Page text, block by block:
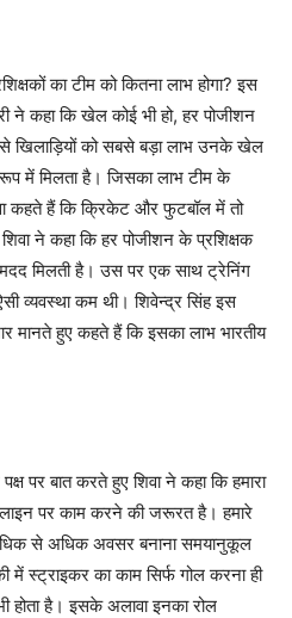
का टीम को कितना लाभ होगा? इस
ने कहा कि खेल कोई भी हो, हर पोजीशन
खिलाड़ियों को सबसे बड़ा लाभ उनके खेल
में मिलता है। जिसका लाभ टीम के
कहते हैं कि क्रिकेट और फुटबॉल में तो
ने कहा कि हर पोजीशन के प्रशिक्षक
मिलती है। उस पर एक साथ ट्रेनिंग
व्यवस्था कम थी। शिवेन्द्र सिंह इस
मानते हुए कहते हैं कि इसका लाभ भारतीय
पर बात करते हुए शिवा ने कहा कि हमारा
पर काम करने की जरूरत है। हमारे
से अधिक अवसर बनाना समयानुकूल
में स्ट्राइकर का काम सिर्फ गोल करना ही
होता है। इसके अलावा इनका रोल